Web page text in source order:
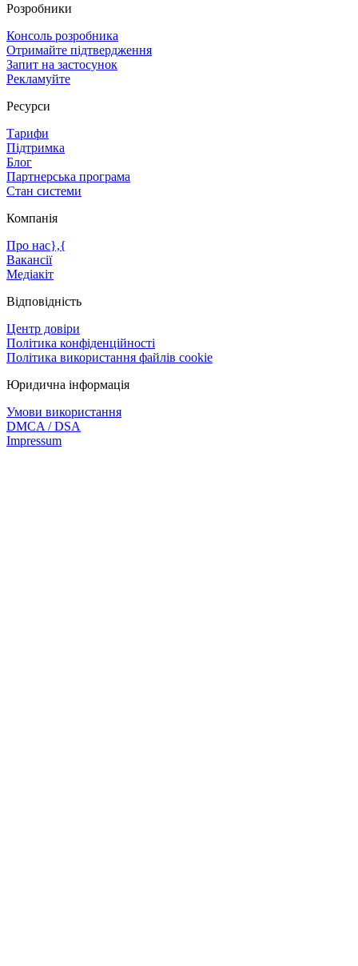
Розробники
Консоль розробника
Отримайте підтвердження
Запит на застосунок
Рекламуйте
Ресурси
Тарифи
Підтримка
Блог
Партнерська програма
Стан системи
Компанія
Про нас},{
Вакансії
Медіакіт
Відповідність
Центр довіри
Політика конфіденційності
Політика використання файлів cookie
Юридична інформація
Умови використання
DMCA / DSA
Impressum